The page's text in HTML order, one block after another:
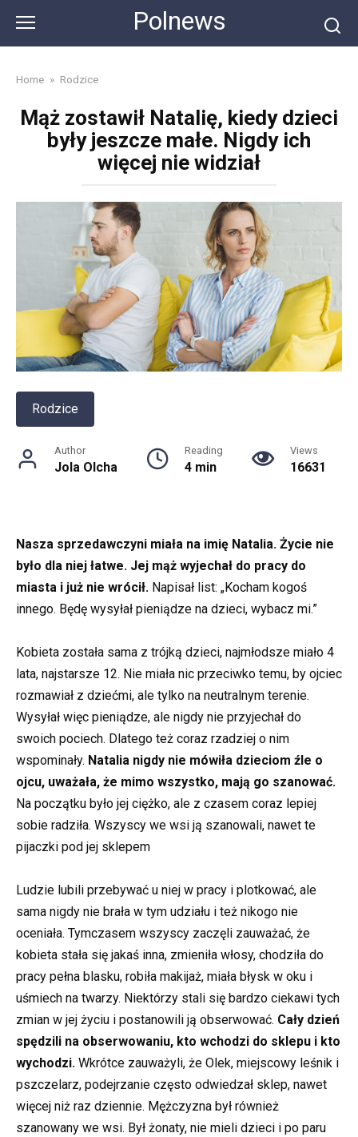
content
Polnews
Home » Rodzice
Mąż zostawił Natalię, kiedy dzieci
były jeszcze małe. Nigdy ich
więcej nie widział
Rodzice
Author
Jola Olcha
Reading
4 min
Views
16631
Nasza sprzedawczyni miała na imię Natalia. Życie nie
było dla niej łatwe. Jej mąż wyjechał do pracy do
miasta i już nie wrócił. Napisał list: „Kocham kogoś
innego. Będę wysyłał pieniądze na dzieci, wybacz mi.”
Kobieta została sama z trójką dzieci, najmłodsze miało 4
lata, najstarsze 12. Nie miała nic przeciwko temu, by ojciec
rozmawiał z dziećmi, ale tylko na neutralnym terenie.
Wysyłał więc pieniądze, ale nigdy nie przyjechał do
swoich pociech. Dlatego też coraz rzadziej o nim
wspominały. Natalia nigdy nie mówiła dzieciom źle o
ojcu, uważała, że mimo wszystko, mają go szanować.
Na początku było jej ciężko, ale z czasem coraz lepiej
sobie radziła. Wszyscy we wsi ją szanowali, nawet te
pijaczki pod jej sklepem
Ludzie lubili przebywać u niej w pracy i plotkować, ale
sama nigdy nie brała w tym udziału i też nikogo nie
oceniała. Tymczasem wszyscy zaczęli zauważać, że
kobieta stała się jakaś inna, zmieniła włosy, chodziła do
pracy pełna blasku, robiła makijaż, miała błysk w oku i
uśmiech na twarzy. Niektórzy stali się bardzo ciekawi tych
zmian w jej życiu i postanowili ją obserwować. Cały dzień
spędzili na obserwowaniu, kto wchodzi do sklepu i kto
wychodzi. Wkrótce zauważyli, że Olek, miejscowy leśnik i
pszczelarz, podejrzanie często odwiedzał sklep, nawet
więcej niż raz dziennie. Mężczyzna był również
szanowany we wsi. Był żonaty, nie mieli dzieci i po paru